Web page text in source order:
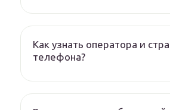
Как узнать оператора и
телефона?